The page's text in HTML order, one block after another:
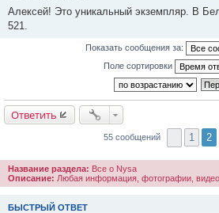
о
о
б
0
Алексей! Это уникальный экземпляр. В
521.
Показать сообщения за:
Поле сортировки
Ответить
55 сообщений 1 2
Название раздела: Все о Nysa
Описание: Любая информация, фотографии,
БЫСТРЫЙ ОТВЕТ